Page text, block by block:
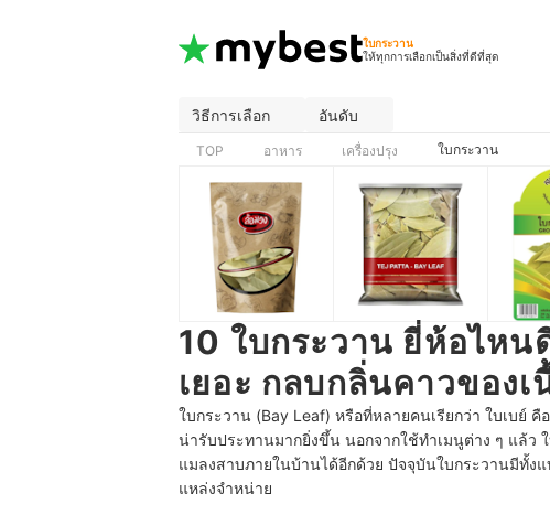
ใบกระวาน
ให้ทุกการเลือกเป็นสิ่งที่ดีที่สุด
วิธีการเลือก อันดับ
TOP อาหาร เครื่องปรุง ใบกระวาน
10 ใบกระวาน ยี่ห้อไห
เยอะ กลบกลิ่นคาวของเ
ใบกระวาน (Bay Leaf) หรือที่หลายคนเรียกว่า ใบเบย์
น่ารับประทานมากยิ่งขึ้น นอกจากใช้ทำเมนูต่าง ๆ แล้
แมลงสาบภายในบ้านได้อีกด้วย ปัจจุบันใบกระวานมีทั้
แหล่งจำหน่าย